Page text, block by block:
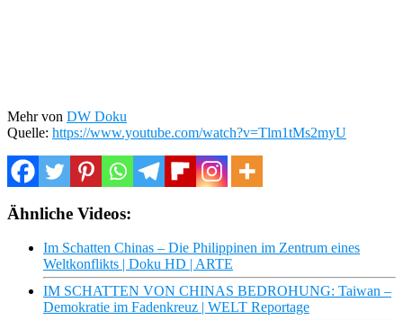
Mehr von DW Doku
Quelle: https://www.youtube.com/watch?v=Tlm1tMs2myU
Ähnliche Videos:
Im Schatten Chinas – Die Philippinen im Zentrum eines
Weltkonflikts | Doku HD | ARTE
IM SCHATTEN VON CHINAS BEDROHUNG: Taiwan –
Demokratie im Fadenkreuz | WELT Reportage